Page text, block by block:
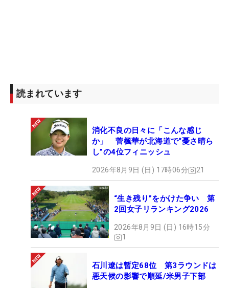
また、2000年にホウライカントリー倶楽部（栃木
ヒルズカントリークラブ 西コース（茨城県）に会場
を移している。大会2勝を挙げているのは、伊澤利
光（00年、03年）と宮本勝昌（02年、10年）の2人
いるが、同じゴルフ場での2勝は史上初となる。
さらに、今大会を制せば、副賞の高級SUV『BMW
X6 35d xDrive Mスポーツ』が手に入るほか、日本開
催の米ツアー「ベイカレントクラシック」の出場権
も獲得できる。昨年は同大会で60位で終えており、
「今年は優勝をつかみ取った先にまたベイカレント
にも挑戦できるので、リベンジしたい気持ちもすご
く燃えています」と闘志をにじませた。
読まれています
消化不良の日々に「こんな感じ
か」 菅楓華が北海道で“憂さ晴ら
し”の4位フィニッシュ
2026年8月9日 (日) 17時06分 21
“生き残り”をかけた争い 第
2回女子リランキング2026
2026年8月9日 (日) 16時15分
1
石川遼は暫定68位 第3ラウンドは
悪天候の影響で順延/米男子下部